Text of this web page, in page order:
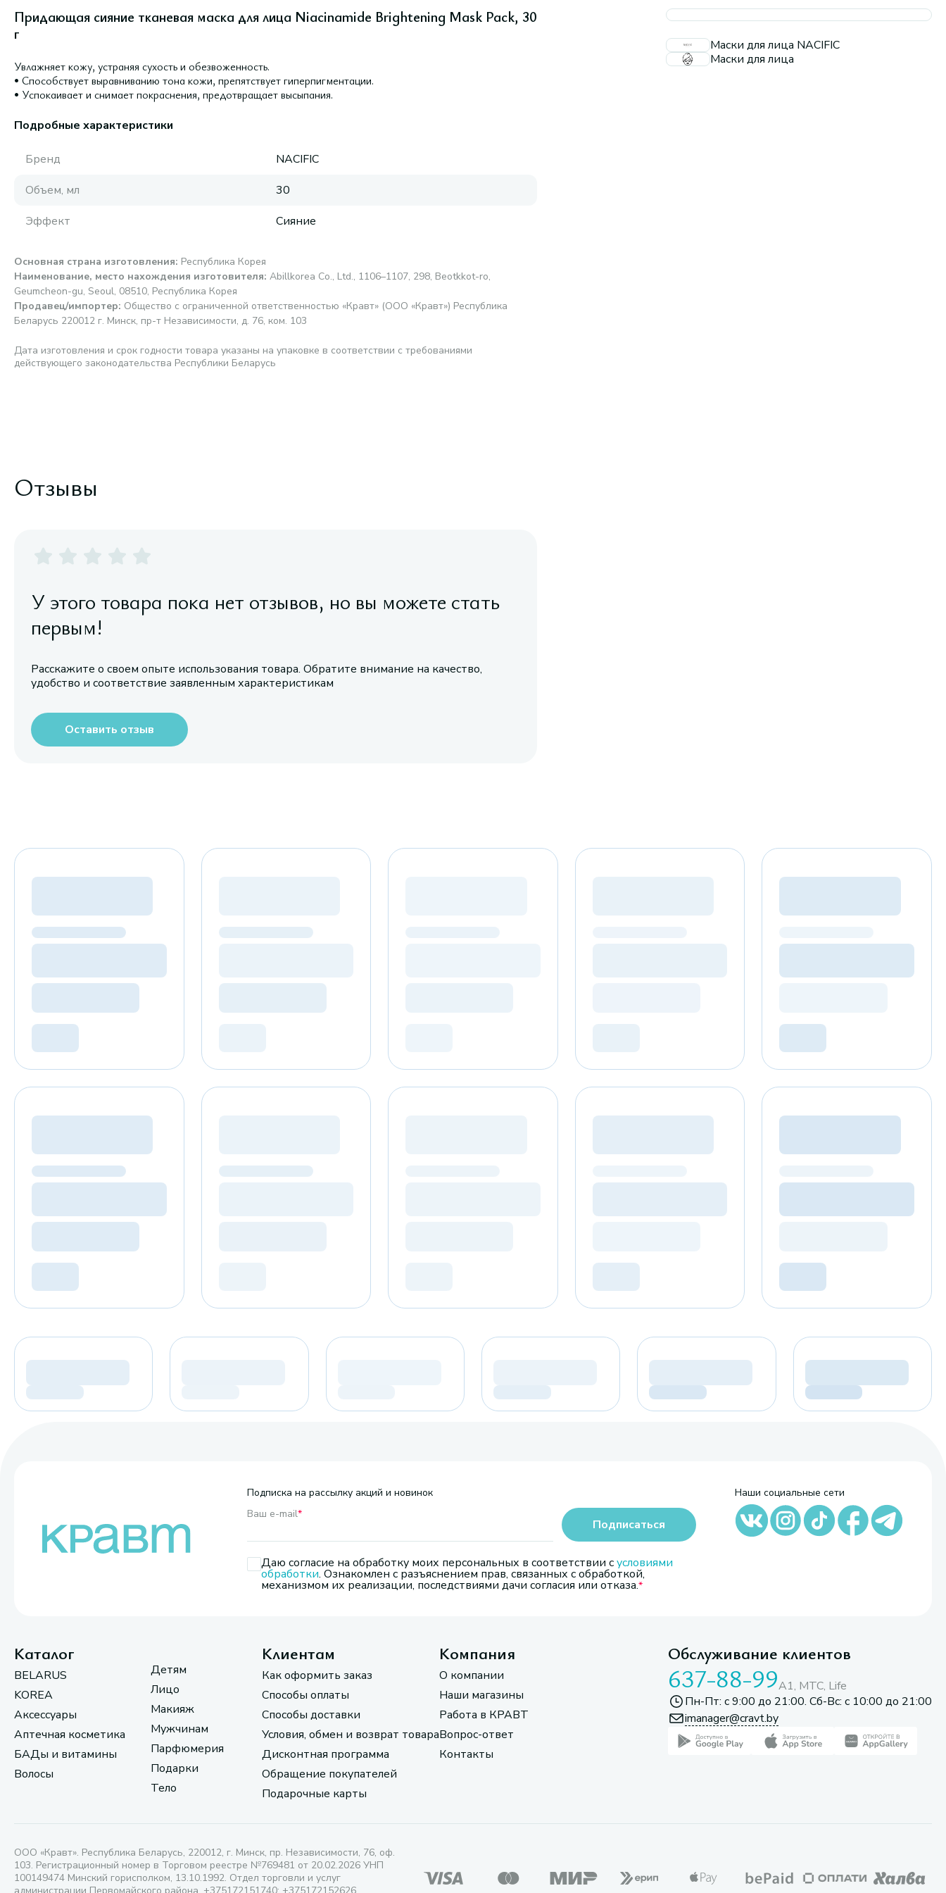
Придающая сияние тканевая маска для лица Niacinamide Brightening Mask Pack, 30
г
Увлажняет кожу, устраняя сухость и обезвоженность.
• Способствует выравниванию тона кожи, препятствует гиперпигментации.
• Успокаивает и снимает покраснения, предотвращает высыпания.
Подробные характеристики
Бренд
NACIFIC
Объем, мл
30
Эффект
Сияние
Основная страна изготовления: Республика Корея
Наименование, место нахождения изготовителя: Abillkorea Со., Ltd., 1106–1107, 298, Beotkkot-ro,
Geumcheon-gu, Seoul, 08510, Республика Корея
Продавец/импортер: Общество с ограниченной ответственностью «Кравт» (ООО «Кравт») Республика
Беларусь 220012 г. Минск, пр-т Независимости, д. 76, ком. 103
Дата изготовления и срок годности товара указаны на упаковке в соответствии с требованиями
действующего законодательства Республики Беларусь
Маски для лица NACIFIC
Маски для лица
Отзывы
У этого товара пока нет отзывов, но вы можете стать
первым!
Расскажите о своем опыте использования товара. Обратите внимание на качество,
удобство и соответствие заявленным характеристикам
Оставить отзыв
Подписка на рассылку акций и новинок
Ваш e-mail*
Даю согласие на обработку моих персональных в соответствии сусловиями
обработки. Ознакомлен с разъяснением прав, связанных с обработкой,
механизмом их реализации, последствиями дачи согласия или отказа.
Подписаться
Наши социальные сети
Каталог
BELARUS
KOREA
Аксессуары
Аптечная косметика
БАДы и витамины
Волосы
Детям
Лицо
Макияж
Мужчинам
Парфюмерия
Подарки
Тело
Клиентам
Как оформить заказ
Способы оплаты
Способы доставки
Условия, обмен и возврат товара
Дисконтная программа
Обращение покупателей
Подарочные карты
Компания
О компании
Наши магазины
Работа в КРАВТ
Вопрос-ответ
Контакты
Обслуживание клиентов
637-88-99A1, МТС, Life
Пн-Пт: с 9:00 до 21:00. Сб-Вс: с 10:00 до 21:00
imanager@cravt.by
ООО «Кравт». Республика Беларусь, 220012, г. Минск, пр. Независимости, 76, оф.
103. Регистрационный номер в Торговом реестре №769481 от 20.02.2026 УНП
100149474 Минский горисполком, 13.10.1992. Отдел торговли и услуг